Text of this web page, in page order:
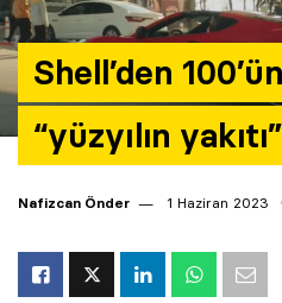
Shell’den
“yüzyılın yakıtı”
Nafizcan Önder 1 Haziran 2023